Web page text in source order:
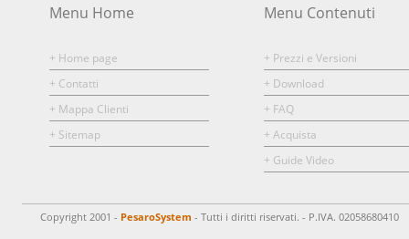
Menu Home
+ Home page
+ Contatti
+ Mappa Clienti
+ Sitemap
Menu Contenuti
+ Prezzi e Versioni
+ Download
+ FAQ
+ Acquista
+ Guide Video
Copyright 2001 - PesaroSystem - Tutti i diritti riservati. - P.IVA. 02058680410